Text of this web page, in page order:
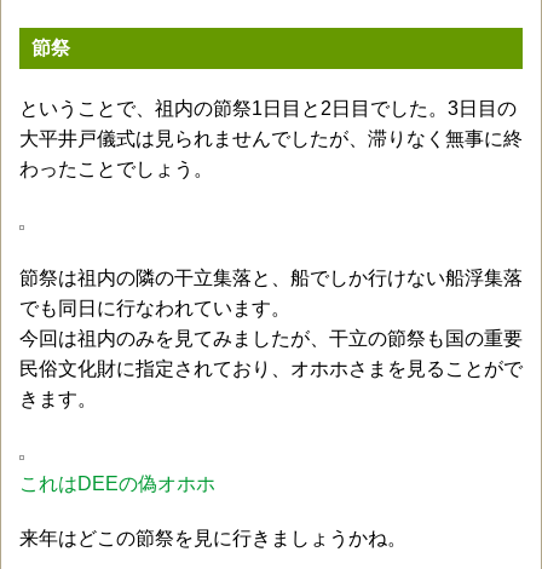
節祭
ということで、祖内の節祭1日目と2日目でした。3日目の
大平井戸儀式は見られませんでしたが、滞りなく無事に終
わったことでしょう。
節祭は祖内の隣の干立集落と、船でしか行けない船浮集落
でも同日に行なわれています。
今回は祖内のみを見てみましたが、干立の節祭も国の重要
民俗文化財に指定されており、オホホさまを見ることがで
きます。
これはDEEの偽オホホ
来年はどこの節祭を見に行きましょうかね。